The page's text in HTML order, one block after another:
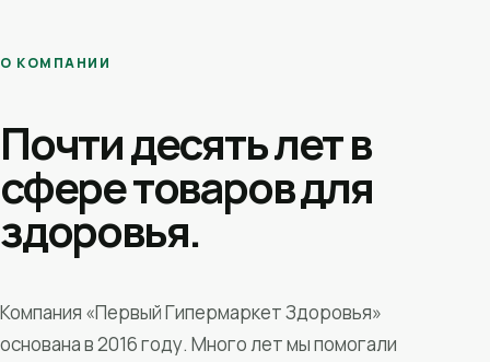
О КОМПАНИИ
Почти десять лет в
сфере товаров для
здоровья.
Компания «Первый Гипермаркет Здоровья»
основана в 2016 году. Много лет мы помогали